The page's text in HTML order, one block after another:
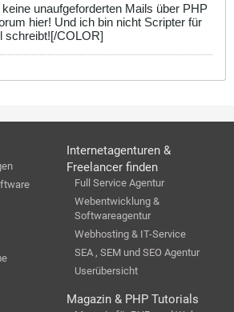
unaufgeforderten Mails über PHP
hier! Und ich bin nicht Scripter für
schreibt![/COLOR]
Internetagenturen &
Freelancer finden
Full Service Agentur
Webentwicklung &
Softwareagentur
Webhosting & IT-Service
SEA , SEM und SEO Agentur
Userübersicht
Magazin & PHP Tutorials